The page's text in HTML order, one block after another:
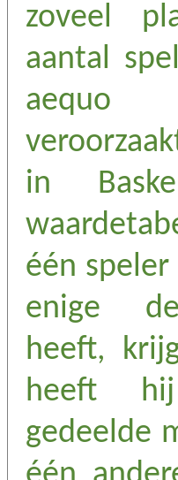
zoveel
aantal
aequo
in
één
enige
heeft,
heeft
gedeelde